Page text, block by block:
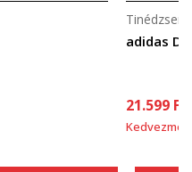
adidas
Tinédzser
21.599 Ft